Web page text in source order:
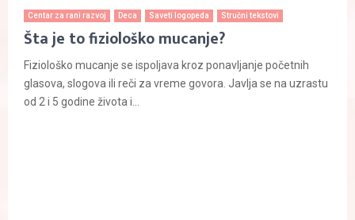
Centar za rani razvoj Deca Saveti logopeda Stručni tekstovi
Šta je to fiziološko mucanje?
Fiziološko mucanje se ispoljava kroz ponavljanje početnih
glasova, slogova ili reči za vreme govora. Javlja se na uzrastu
od 2 i 5 godine života i...